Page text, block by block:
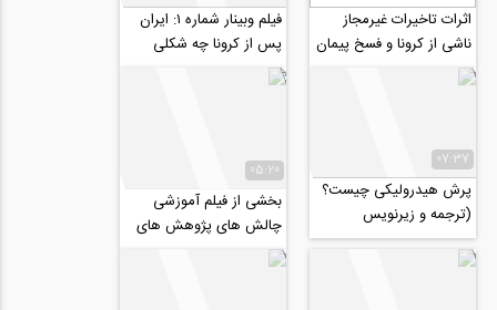
اثرات تاخیرات غیرمجاز
ناشی از کرونا و فسخ پیمان
ها
فیلم وبینار شماره ۱: ایران
پس از کرونا چه شکلی
خواهد بود- میهمان این
شماره:...
07:37
پرش هیدرولیکی چیست؟
(ترجمه و زیرنویس
اختصاصی موسسه ۸۰۸)
05:20
بخشی از فیلم آموزشی
چالش های پژوهش های
عددی در مسیر انتشار مقاله
موفق (قسمت دوم...